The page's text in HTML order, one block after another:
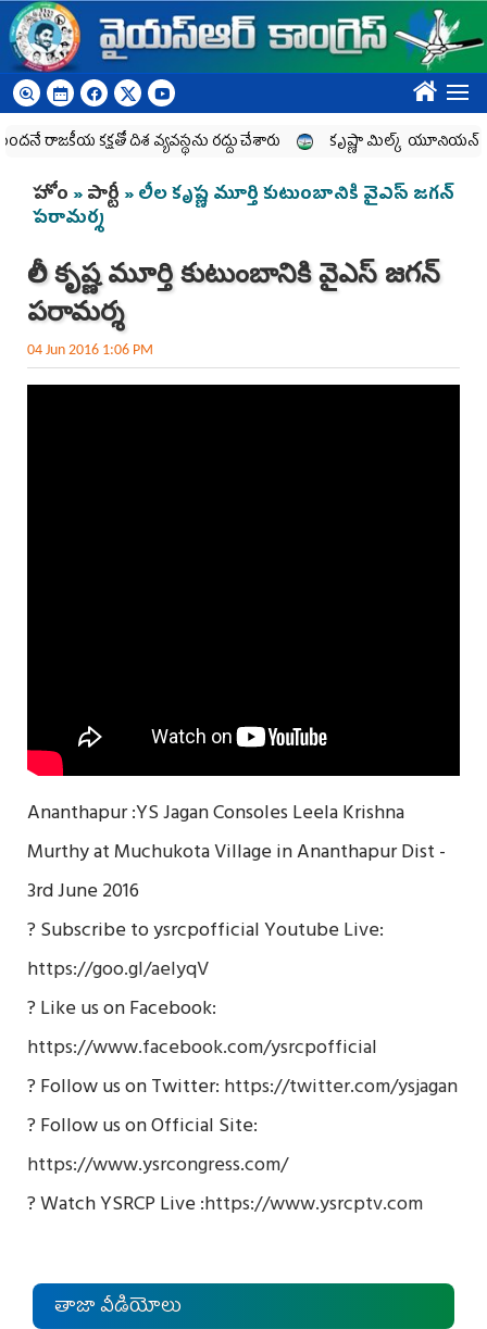
Skip to main content
????
రాజకీయ కక్షతో దిశ వ్య‌వ‌స్థ‌ను రద్దు చేశారు కృష్ణా మిల్క్‌ యూనియన్‌
You are here
హోం »పార్టీ » లీల కృష్ణ మూర్తి కుటుంబానికి వైఎస్ జగన్
పరామర్శ
లీల కృష్ణ మూర్తి కుటుంబానికి వైఎస్ జగన్
పరామర్శ
04 Jun 2016 1:06 PM
Ananthapur :YS Jagan Consoles Leela Krishna
Murthy at Muchukota Village in Ananthapur Dist -
3rd June 2016
? Subscribe to ysrcpofficial Youtube Live:
https://goo.gl/aelyqV
? Like us on Facebook:
https://www.facebook.com/ysrcpofficial
? Follow us on Twitter:https://twitter.com/ysjagan
? Follow us on Official Site:
https://www.ysrcongress.com/
? Watch YSRCP Live :https://www.ysrcptv.com
తాజా వీడియోలు